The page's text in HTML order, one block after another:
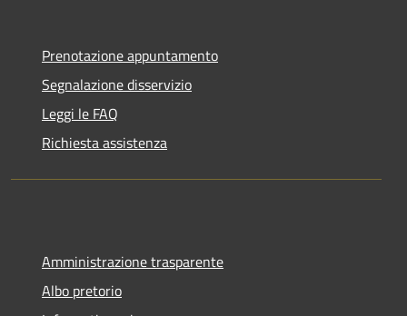
Prenotazione appuntamento
Segnalazione disservizio
Leggi le FAQ
Richiesta assistenza
Amministrazione trasparente
Albo pretorio